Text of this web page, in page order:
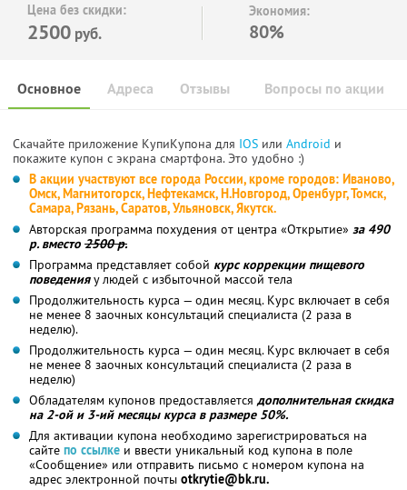
Цена без скидки:
2500 руб.
Экономия:
80%
Основное Отзывы Вопросы по акции
Адреса
Скачайте приложение КупиКупона для IOS или Android и
покажите купон с экрана смартфона. Это удобно :)
В акции участвуют все города России, кроме городов: Иваново,
Омск, Магнитогорск, Нефтекамск, Н.Новгород, Оренбург, Томск,
Самара, Рязань, Саратов, Ульяновск, Якутск.
Авторская программа похудения от центра «Открытие» за 490
р. вместо 2500 р.
Программа представляет собой курс коррекции пищевого
поведенияу людей с избыточной массой тела
Продолжительность курса — один месяц. Курс включает в себя
не менее 8 заочных консультаций специалиста (2 раза в
неделю).
Продолжительность курса — один месяц. Курс включает в себя
не менее 8 заочных консультаций специалиста (2 раза в
неделю)
Обладателям купонов предоставляется дополнительная скидка
на 2-ой и 3-ий месяцы курса в размере 50%.
Для активации купона необходимо зарегистрироваться на
сайте по ссылке и ввести уникальный код купона в поле
«Сообщение» или отправить письмо с номером купона на
адрес электронной почты otkrytie@bk.ru.